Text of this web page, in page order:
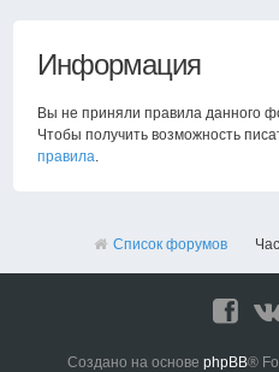
Информация
Вы не приняли правила данного
Чтобы получить возможность
правила.
Список форумов
Создано на основе phpBB®